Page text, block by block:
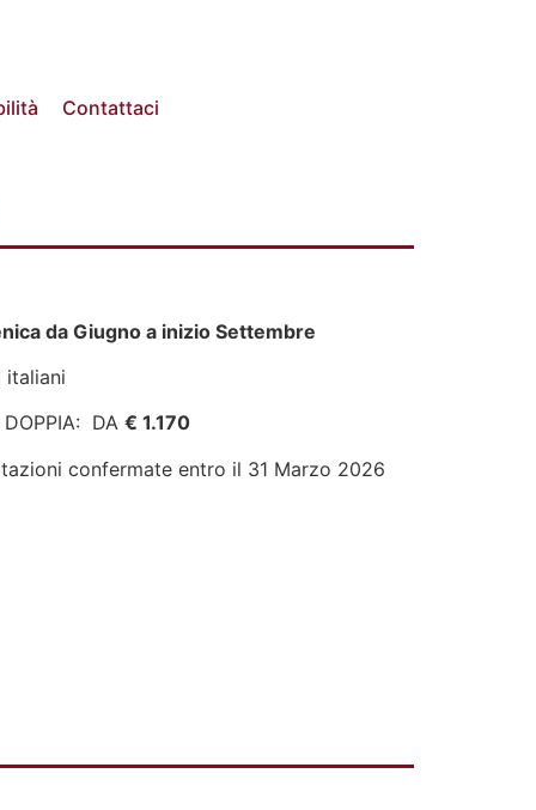
Contattaci
da Giugno a inizio Settembre
italiani
DOPPIA: DA€ 1.170
confermate entro il 31 Marzo 2026